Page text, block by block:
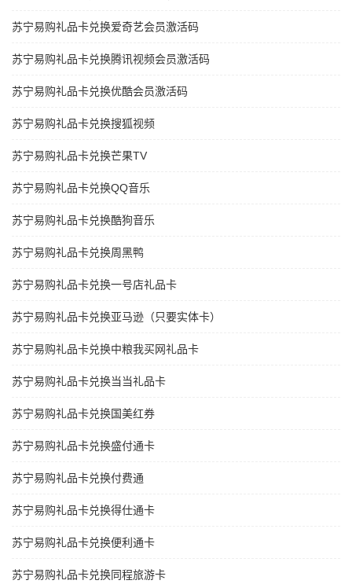
苏宁易购礼品卡兑换爱奇艺会员激活码
苏宁易购礼品卡兑换腾讯视频会员激活码
苏宁易购礼品卡兑换优酷会员激活码
苏宁易购礼品卡兑换搜狐视频
苏宁易购礼品卡兑换芒果TV
苏宁易购礼品卡兑换QQ音乐
苏宁易购礼品卡兑换酷狗音乐
苏宁易购礼品卡兑换周黑鸭
苏宁易购礼品卡兑换一号店礼品卡
苏宁易购礼品卡兑换亚马逊（只要实体卡）
苏宁易购礼品卡兑换中粮我买网礼品卡
苏宁易购礼品卡兑换当当礼品卡
苏宁易购礼品卡兑换国美红券
苏宁易购礼品卡兑换盛付通卡
苏宁易购礼品卡兑换付费通
苏宁易购礼品卡兑换得仕通卡
苏宁易购礼品卡兑换便利通卡
苏宁易购礼品卡兑换同程旅游卡